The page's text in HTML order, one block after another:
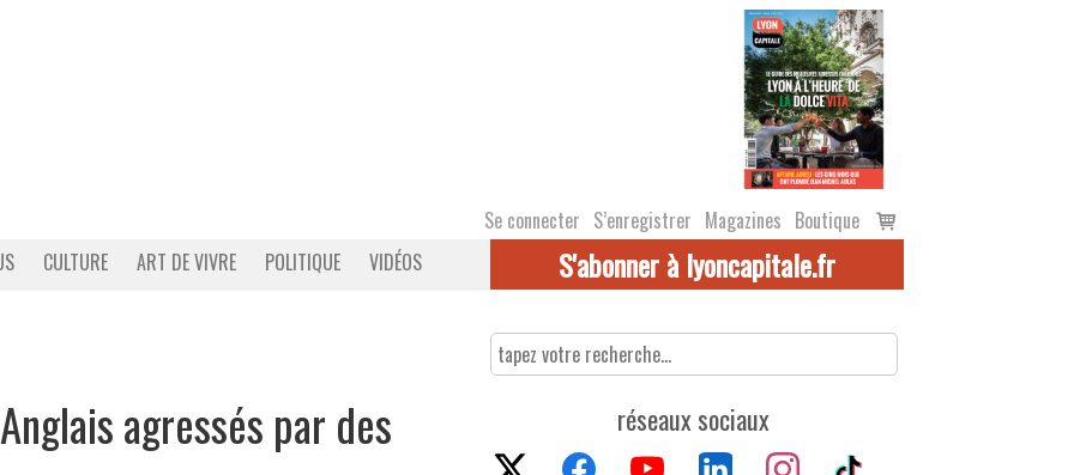
Se connecter S’enregistrer Magazines Boutique
Voir
le
CULTURE ART DE VIVRE POLITIQUE VIDÉOS S'abonner à lyoncapitale.fr
agressés par des
réseaux sociaux